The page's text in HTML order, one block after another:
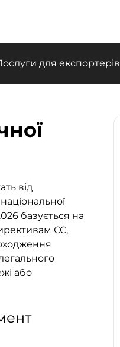
для експортерів
від
базується на
ЄС,
або